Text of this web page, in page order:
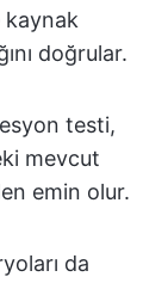
kaynak
doğrular.
testi,
mevcut
emin olur.
da